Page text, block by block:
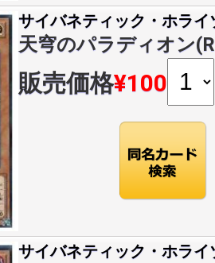
サイバネティック・ホライ
天穹のパラディオン
販売価格¥100
サイバネティック・ホライ